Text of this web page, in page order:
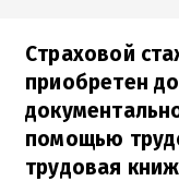
Страховой
приобретен
помощью
трудовая